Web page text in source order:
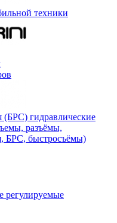
техники
(БРС) гидравлические
разъёмы,
БРС, быстросъёмы)
регулируемые